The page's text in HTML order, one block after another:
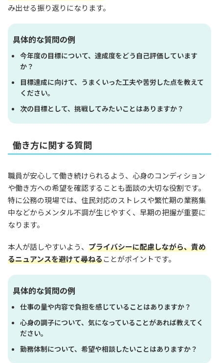
み出せる振り返りになります。
具体的な質問の例
今年度の目標について、達成度をどう自己評価しています
か？
目標達成に向けて、うまくいった工夫や苦労した点を教えて
ください。
次の目標として、挑戦してみたいことはありますか？
働き方に関する質問
職員が安心して働き続けられるよう、心身のコンディション
や働き方への希望を確認することも面談の大切な役割です。
特に公務の現場では、住民対応のストレスや繁忙期の業務集
中などからメンタル不調が生じやすく、早期の把握が重要に
なります。
本人が話しやすいよう、 プライバシーに配慮しながら、責め
るニュアンスを避けて尋ねることがポイントです。
具体的な質問の例
仕事の量や内容で負担を感じていることはありますか？
心身の調子について、気になっていることがあれば教えてく
ださい。
勤務体制について、希望や相談したいことはありますか？